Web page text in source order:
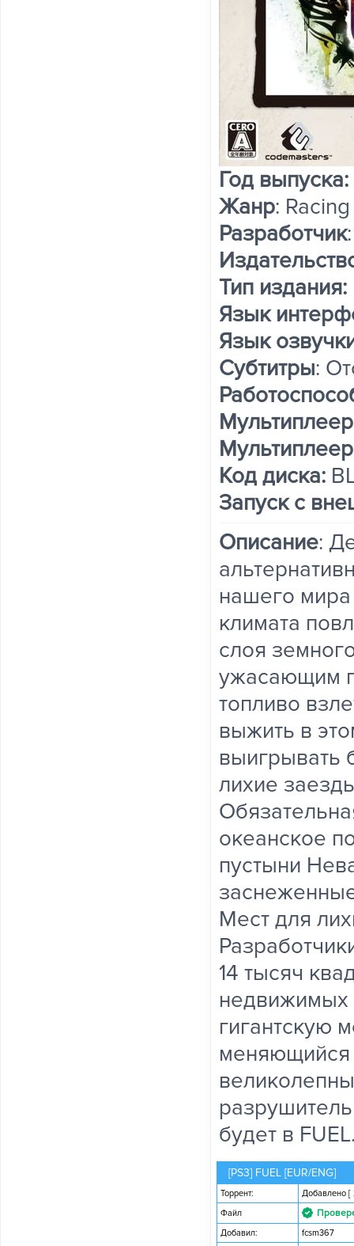
Год выпуска:
Жанр: Racing
Разработчик
Тип издания:
Язык
Язык
Субтитры:
Код диска:
Запуск с
Описание:
нашего
климата
слоя
ужасающим
топливо
выжить в
выигрывать
лихие
океанское
пустыни
Мест для
14 тысяч
недвижимых
гигантскую
меняющийся
будет в
[PS3] FUEL [EUR/ENG]
Торрент: Добавлено [
Файл
Добавил: fcsm367